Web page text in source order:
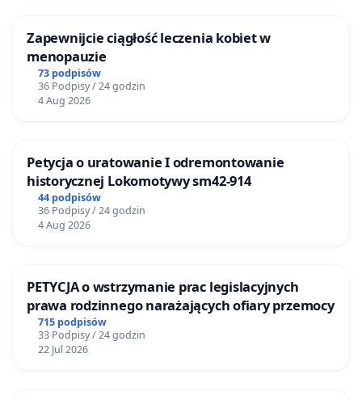
Zapewnijcie ciągłość leczenia kobiet w
menopauzie
73 podpisów
36 Podpisy / 24 godzin
4 Aug 2026
Petycja o uratowanie I odremontowanie
historycznej Lokomotywy sm42-914
44 podpisów
36 Podpisy / 24 godzin
4 Aug 2026
PETYCJA o wstrzymanie prac legislacyjnych
prawa rodzinnego narażających ofiary przemocy
715 podpisów
33 Podpisy / 24 godzin
22 Jul 2026